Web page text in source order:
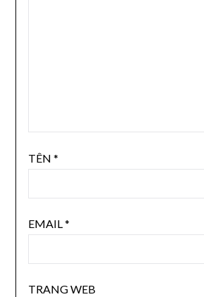
TÊN *
EMAIL*
TRANG WEB